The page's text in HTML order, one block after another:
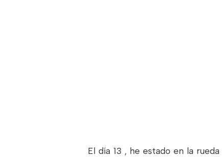
El día 13 , he estado en la